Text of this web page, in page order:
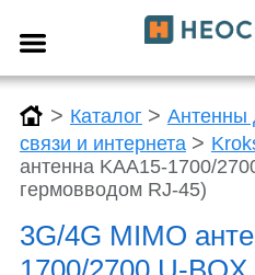
> Каталог > Антенны
связи и интернета >
антенна KAA15-1700/
гермовводом RJ-45)
3G/4G MIMO